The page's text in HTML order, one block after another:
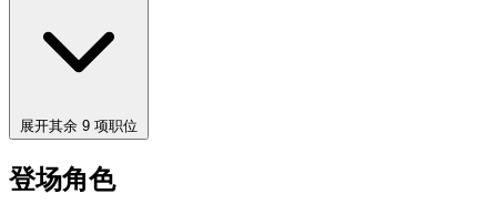
展开其余 9 项职位
登场角色